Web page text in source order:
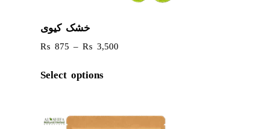
خشک کیوی
₨ 875 – ₨ 3,500
Select options